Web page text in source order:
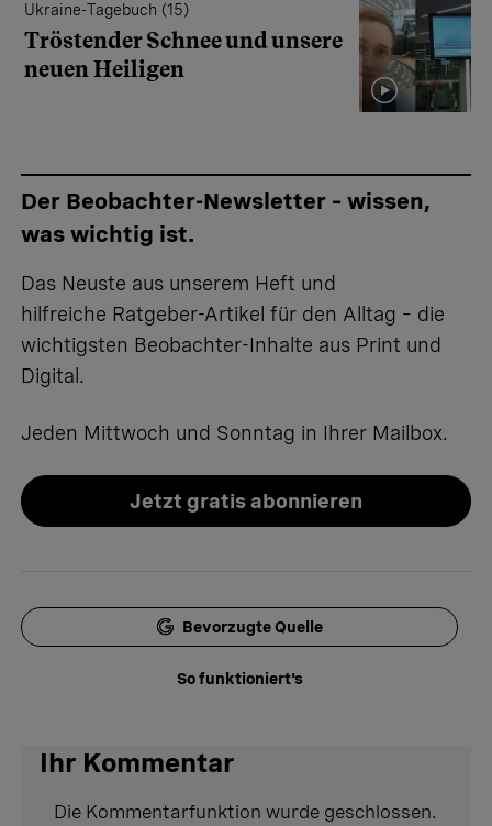
Ukraine-Tagebuch (15)
Tröstender Schnee und unsere
neuen Heiligen
Der Beobachter-Newsletter – wissen,
was wichtig ist.
Das Neuste aus unserem Heft und
hilfreiche Ratgeber-Artikel für den Alltag – die
wichtigsten Beobachter-Inhalte aus Print und
Digital.
Jeden Mittwoch und Sonntag in Ihrer Mailbox.
Jetzt gratis abonnieren
Bevorzugte Quelle
So funktioniert's
Ihr Kommentar
Die Kommentarfunktion wurde geschlossen.